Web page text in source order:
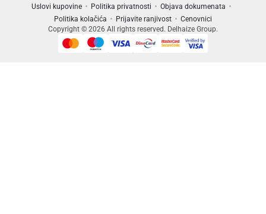
Uslovi kupovine Politika privatnosti
Objava dokumenata
Politika kolačića
Prijavite ranjivost
Cenovnici
Copyright © 2026 All rights reserved. Delhaize Group.